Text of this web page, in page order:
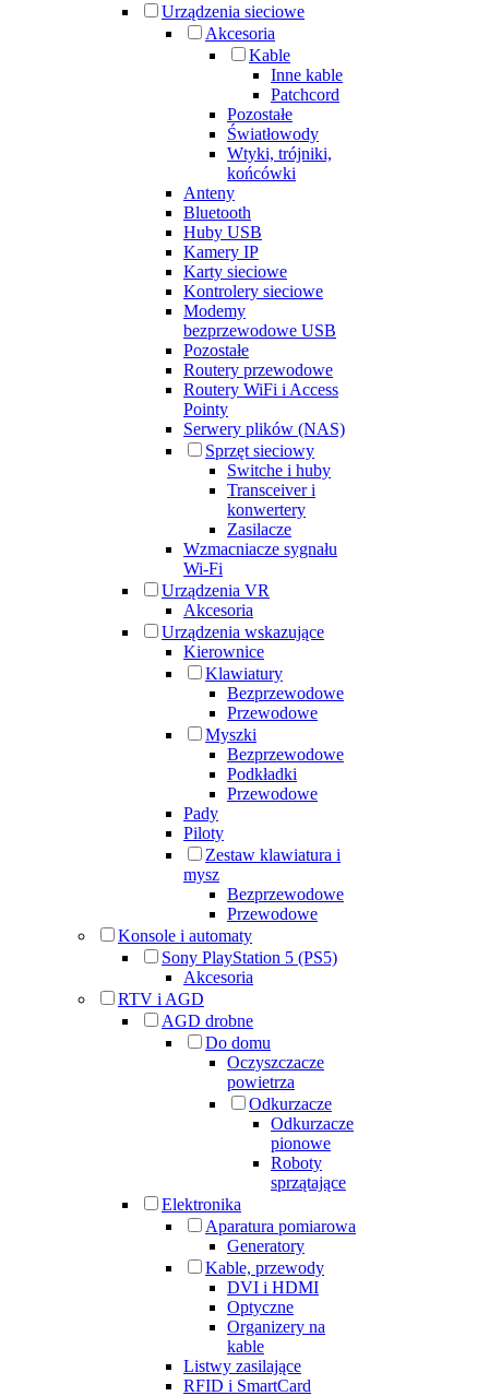
Urządzenia sieciowe
Akcesoria
Kable
Inne kable
Patchcord
Pozostałe
Światłowody
Wtyki, trójniki,
końcówki
Anteny
Bluetooth
Huby USB
Kamery IP
Karty sieciowe
Kontrolery sieciowe
Modemy
bezprzewodowe USB
Pozostałe
Routery przewodowe
Routery WiFi i Access
Pointy
Serwery plików (NAS)
Sprzęt sieciowy
Switche i huby
Transceiver i
konwertery
Zasilacze
Wzmacniacze sygnału
Wi-Fi
Urządzenia VR
Akcesoria
Urządzenia wskazujące
Kierownice
Klawiatury
Bezprzewodowe
Przewodowe
Myszki
Bezprzewodowe
Podkładki
Przewodowe
Pady
Piloty
Zestaw klawiatura i
mysz
Bezprzewodowe
Przewodowe
Konsole i automaty
Sony PlayStation 5 (PS5)
Akcesoria
RTV i AGD
AGD drobne
Do domu
Oczyszczacze
powietrza
Odkurzacze
Odkurzacze
pionowe
Roboty
sprzątające
Elektronika
Aparatura pomiarowa
Generatory
Kable, przewody
DVI i HDMI
Optyczne
Organizery na
kable
Listwy zasilające
RFID i SmartCard